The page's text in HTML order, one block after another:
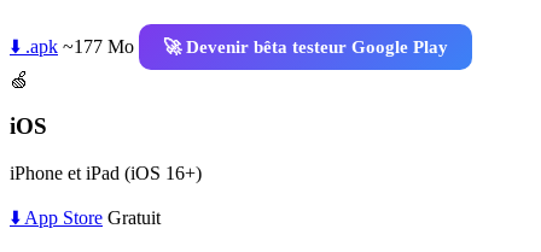
⬇️ .apk ~177 Mo
🚀 Devenir bêta testeur Google Play
🍏
iOS
iPhone et iPad (iOS 16+)
⬇️ App Store Gratuit